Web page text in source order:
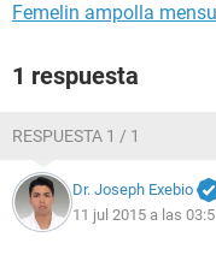
Femelin ampolla
1 respuesta
RESPUESTA 1 / 1
Dr. Joseph Exebio
11 jul 2015 a las